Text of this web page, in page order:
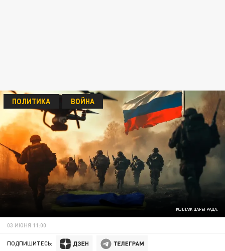
КОЛЛАЖ ЦАРЬГРАДА.
ПОЛИТИКА ВОЙНА
03 ИЮНЯ 11:00
ПОДПИШИТЕСЬ: